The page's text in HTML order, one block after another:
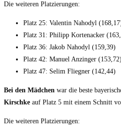
Die weiteren Platzierungen:
Platz 25: Valentin Nahodyl
Platz 31: Philipp Kortenacker
Platz 36: Jakob Nahodyl (159,39)
Platz 42: Manuel Anzinger (153,72)
Platz 47: Selim Fliegner (142,44)
Bei den Mädchen war die beste
Kirschke auf Platz 5 mit einem Schnitt
Die weiteren Platzierungen: